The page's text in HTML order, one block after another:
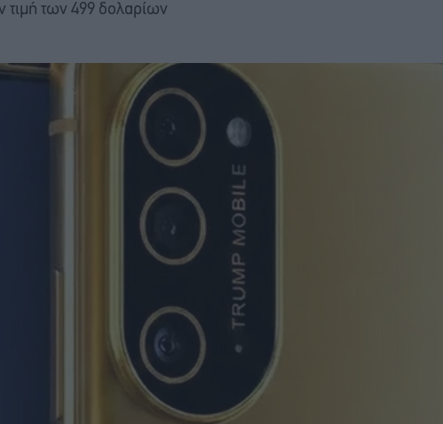
τιμή των 499 δολαρίων